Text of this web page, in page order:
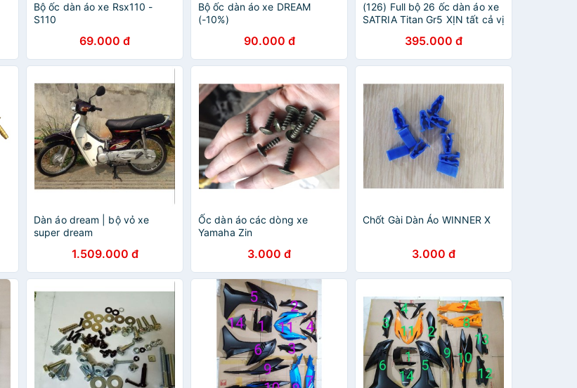
Bộ ốc dàn áo xe Rsx110 -
S110
69.000 đ
Bộ ốc dàn áo xe DREAM
(-10%)
90.000 đ
(126) Full bộ 26 ốc dàn áo xe
SATRIA Titan Gr5 XỊN tất cả vị
395.000 đ
Dàn áo dream | bộ vỏ xe
super dream
1.509.000 đ
Ốc dàn áo các dòng xe
Yamaha Zin
3.000 đ
Chốt Gài Dàn Áo WINNER X
3.000 đ